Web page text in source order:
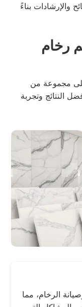
والإرشادات بناءً
رخام
مجموعة من
النتائج وتجربة
الرخام، مما